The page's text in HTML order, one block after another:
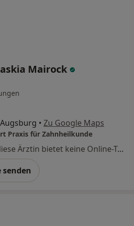
Mairock
• Zu Google Maps
Praxis für Zahnheilkunde
Dieser Arzt bzw. diese Ärztin bietet keine Online-Terminbuchung an diesem Standort an.